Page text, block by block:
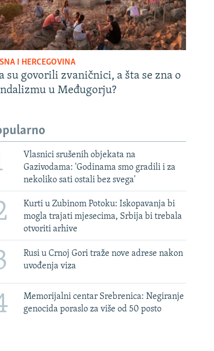
I HERCEGOVINA
su govorili zvaničnici, a šta se zna o
u Međugorju?
Vlasnici srušenih objekata na
Gazivodama: 'Godinama smo gradili i za
nekoliko sati ostali bez svega'
Kurti u Zubinom Potoku: Iskopavanja bi
mogla trajati mjesecima, Srbija bi trebala
otvoriti arhive
Rusi u Crnoj Gori traže nove adrese nakon
uvođenja viza
Memorijalni centar Srebrenica: Negiranje
genocida poraslo za više od 50 posto